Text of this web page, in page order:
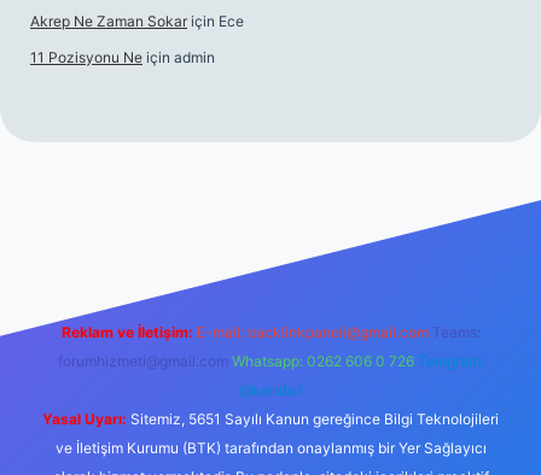
Akrep Ne Zaman Sokar için Ece
11 Pozisyonu Ne için admin
Reklam ve İletişim: E-mail: backlinkpaneli@gmail.com Teams:
forumhizmeti@gmail.com Whatsapp: 0262 606 0 726 Telegram:
@karabul
Yasal Uyarı: Sitemiz, 5651 Sayılı Kanun gereğince Bilgi Teknolojileri
ve İletişim Kurumu (BTK) tarafından onaylanmış bir Yer Sağlayıcı